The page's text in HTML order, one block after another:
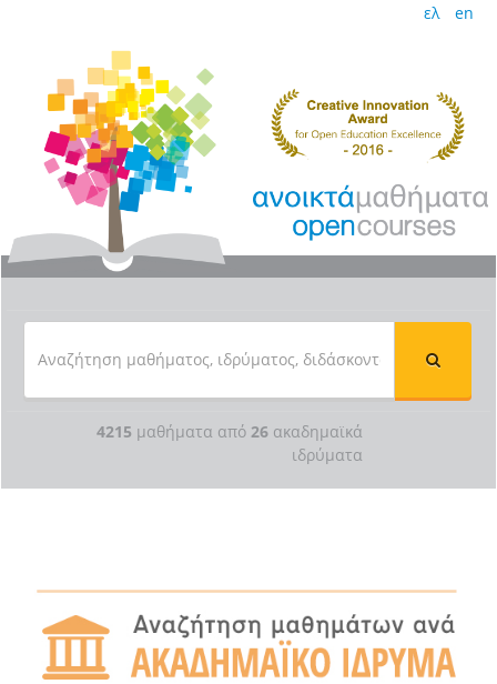
ελ en
4215 μαθήματα από 26 ακαδημαϊκά
ιδρύματα